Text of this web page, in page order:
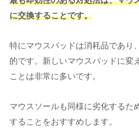
に交換することです。
特にマウスパッドは消耗品であり
的です。新しいマウスパッドに変
ことは非常に多いです。
マウスソールも同様に劣化するた
することをおすすめします。